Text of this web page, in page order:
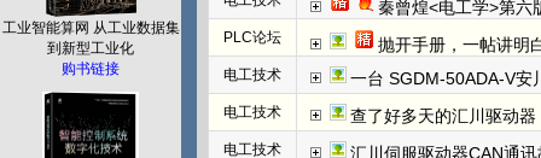
工业智能算网 从工业数据集
到新型工业化
购书链接
秦曾煌<电工学>第六
PLC论坛 抛开手册，一帖讲明白欧姆龙NC
电工技术 一台 SGDM-50ADA-V安
电工技术 查了好多天的汇川驱动
电工技术 汇川伺服驱动器CAN通讯